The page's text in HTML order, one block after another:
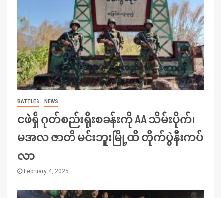
BATTLES NEWS
ငဖဲရှိ ဂုတ်စည်းရိုးစခန်းကို AA သိမ်းပိုက်၊
မအလ ဇာတိ မင်းဘူးမြို့ထိ တိုက်ပွဲနီးကပ်
လာ
February 4, 2025